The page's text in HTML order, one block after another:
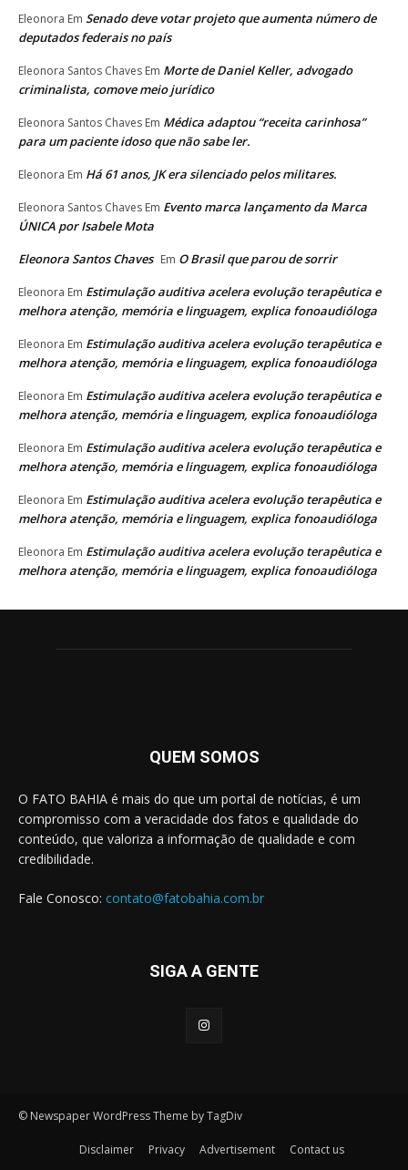
Eleonora Em Senado deve votar projeto que aumenta número de
deputados federais no país
Eleonora Santos Chaves Em Morte de Daniel Keller, advogado
criminalista, comove meio jurídico
Eleonora Santos Chaves Em Médica adaptou “receita carinhosa”
para um paciente idoso que não sabe ler.
Eleonora Em Há 61 anos, JK era silenciado pelos militares.
Eleonora Santos Chaves Em Evento marca lançamento da Marca
ÚNICA por Isabele Mota
Eleonora Santos Chaves Em O Brasil que parou de sorrir
Eleonora Em Estimulação auditiva acelera evolução terapêutica e
melhora atenção, memória e linguagem, explica fonoaudióloga
Eleonora Em Estimulação auditiva acelera evolução terapêutica e
melhora atenção, memória e linguagem, explica fonoaudióloga
Eleonora Em Estimulação auditiva acelera evolução terapêutica e
melhora atenção, memória e linguagem, explica fonoaudióloga
Eleonora Em Estimulação auditiva acelera evolução terapêutica e
melhora atenção, memória e linguagem, explica fonoaudióloga
Eleonora Em Estimulação auditiva acelera evolução terapêutica e
melhora atenção, memória e linguagem, explica fonoaudióloga
Eleonora Em Estimulação auditiva acelera evolução terapêutica e
melhora atenção, memória e linguagem, explica fonoaudióloga
QUEM SOMOS
O FATO BAHIA é mais do que um portal de notícias, é um
compromisso com a veracidade dos fatos e qualidade do
conteúdo, que valoriza a informação de qualidade e com
credibilidade.
Fale Conosco: contato@fatobahia.com.br
SIGA A GENTE
© Newspaper WordPress Theme by TagDiv
Disclaimer Privacy Advertisement Contact us